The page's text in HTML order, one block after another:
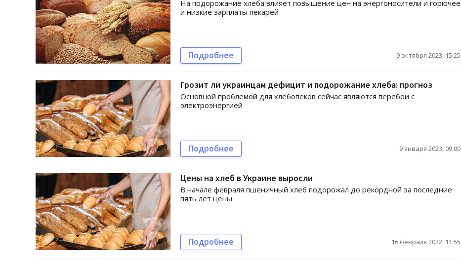
На подорожание хлеба влияет повышение цен на энергоносители и горючее
и низкие зарплаты пекарей
Подробнее 9 октября 2023, 15:25
Грозит ли украинцам дефицит и подорожание хлеба: прогноз
Основной проблемой для хлебопеков сейчас являются перебои с
электроэнергией
Подробнее 9 января 2023, 09:00
Цены на хлеб в Украине выросли
В начале февраля пшеничный хлеб подорожал до рекордной за последние
пять лет цены
Подробнее 16 февраля 2022, 11:55